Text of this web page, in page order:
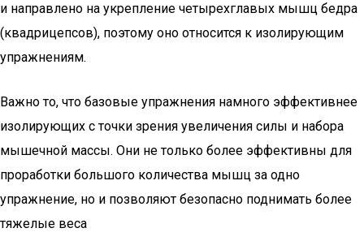
и направлено на укрепление четырехглавых мышц бедра
(квадрицепсов), поэтому оно относится к изолирующим
упражнениям.
Важно то, что базовые упражнения намного эффективнее
изолирующих с точки зрения увеличения силы и набора
мышечной массы. Они не только более эффективны для
проработки большого количества мышц за одно
упражнение, но и позволяют безопасно поднимать более
тяжелые веса